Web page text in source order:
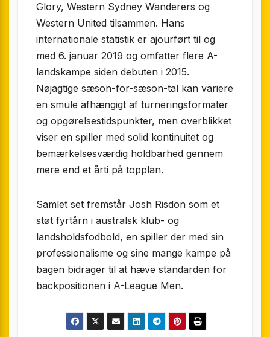
Glory, Western Sydney Wanderers og
Western United tilsammen. Hans
internationale statistik er ajourført til og
med 6. januar 2019 og omfatter flere A-
landskampe siden debuten i 2015.
Nøjagtige sæson-for-sæson-tal kan variere
en smule afhængigt af turneringsformater
og opgørelsestidspunkter, men overblikket
viser en spiller med solid kontinuitet og
bemærkelsesværdig holdbarhed gennem
mere end et årti på topplan.
Samlet set fremstår Josh Risdon som et
støt fyrtårn i australsk klub- og
landsholdsfodbold, en spiller der med sin
professionalisme og sine mange kampe på
bagen bidrager til at hæve standarden for
backpositionen i A-League Men.